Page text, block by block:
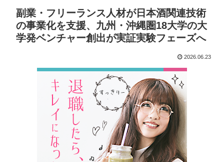
副業・フリーランス人材が日本酒関連技術
の事業化を支援、九州・沖縄圏18大学の大
学発ベンチャー創出が実証実験フェーズへ
2026.06.23